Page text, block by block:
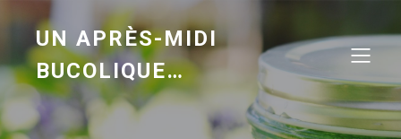
UN APRÈS-MIDI
BUCOLIQUE…